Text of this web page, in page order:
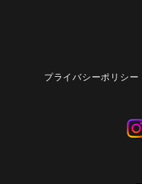
プライバシーポリシー